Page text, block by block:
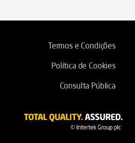
Termos e Condições
Política de Cookies
Consulta Pública